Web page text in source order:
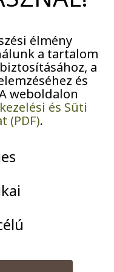
a halászlé, kinek
készíti.
alját, erről szól
bejegyzésünket,
is.
egy ebéd…
élmény
a tartalom
a
és
weboldalon
és Süti
(PDF).